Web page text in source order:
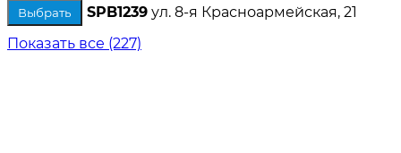
Выбрать SPB1239 ул. 8-я Красноармейская, 21
Показать все (227)